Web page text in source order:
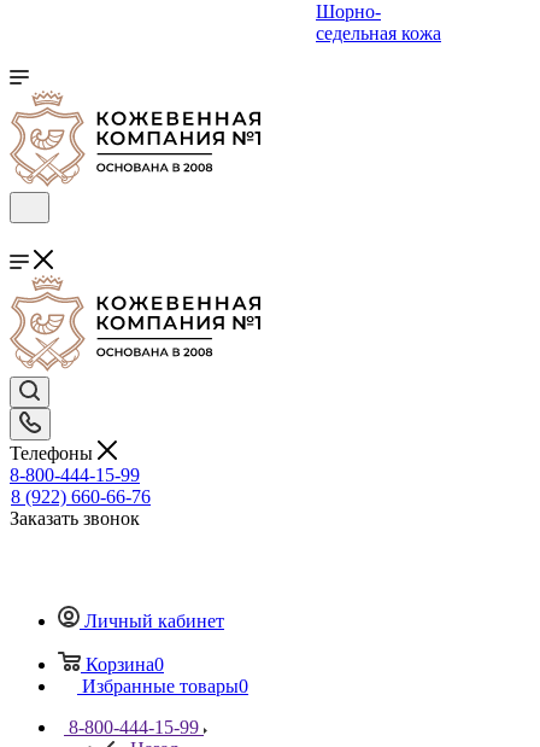
Шорно-
седельная кожа
Телефоны
8-800-444-15-99
8 (922) 660-66-76
Заказать звонок
Личный кабинет
Корзина0
Избранные товары0
8-800-444-15-99